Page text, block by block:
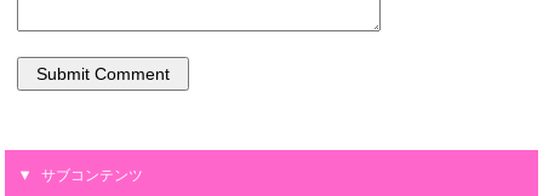
サブコンテンツ